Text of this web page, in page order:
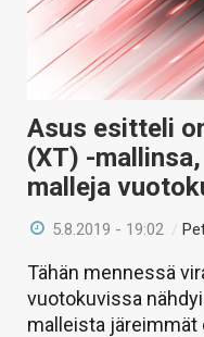
Asus esitteli
(XT) -
malleja
5.8.2019 - 19:02 /
Tähän mennessä
vuotokuvissa
malleista järeimmät